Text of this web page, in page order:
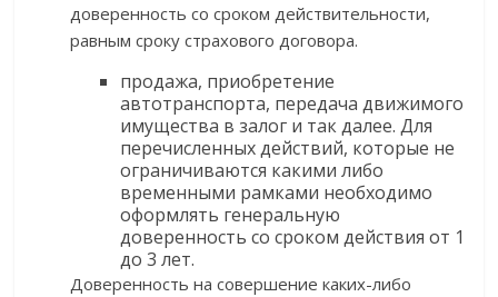
доверенность со сроком действительности,
равным сроку страхового договора.
продажа, приобретение
автотранспорта, передача движимого
имущества в залог и так далее. Для
перечисленных действий, которые не
ограничиваются какими либо
временными рамками необходимо
оформлять генеральную
доверенность со сроком действия от 1
до 3 лет.
Доверенность на совершение каких-либо